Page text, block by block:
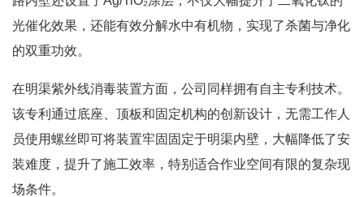
光催化效果，还能有效分解水中有机物，实现了杀菌与净化
的双重功效。
在明渠紫外线消毒装置方面，公司同样拥有自主专利技术。
该专利通过底座、顶板和固定机构的创新设计，无需工作人
员使用螺丝即可将装置牢固固定于明渠内壁，大幅降低了安
装难度，提升了施工效率，特别适合作业空间有限的复杂现
场条件。